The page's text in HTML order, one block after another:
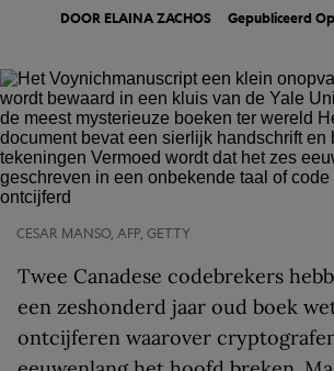
DOOR ELAINA ZACHOS Gepubliceerd
CESAR MANSO, AFP, GETTY
Twee Canadese codebrekers
een zeshonderd jaar oud boek
ontcijferen waarover